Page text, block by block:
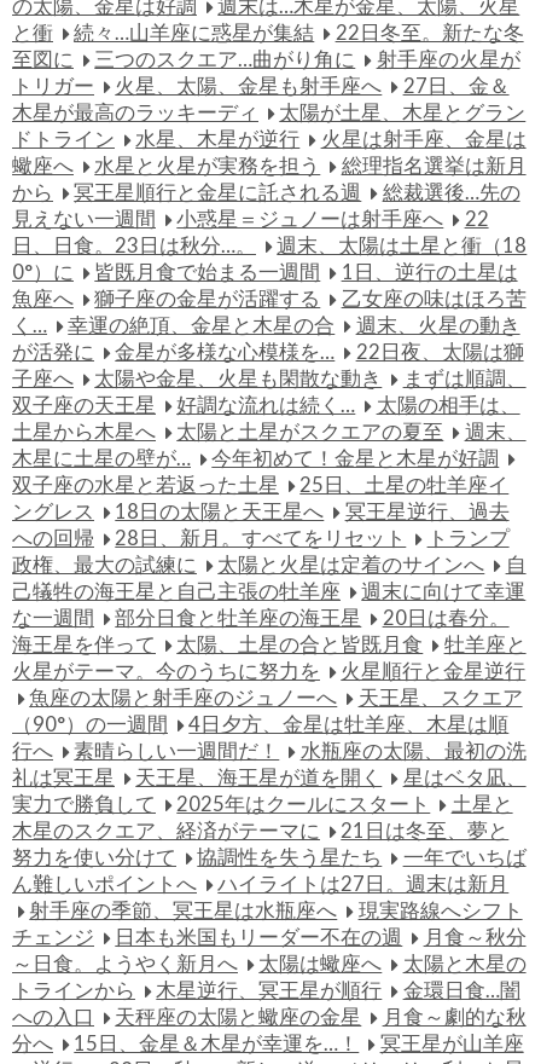
の太陽、金星は好調
週末は…木星が金星、太陽、火星
と衝
続々…山羊座に惑星が集結
22日冬至。新たな冬
至図に
三つのスクエア…曲がり角に
射手座の火星が
トリガー
火星、太陽、金星も射手座へ
27日、金＆
木星が最高のラッキーディ
太陽が土星、木星とグラン
ドトライン
水星、木星が逆行
火星は射手座、金星は
蠍座へ
水星と火星が実務を担う
総理指名選挙は新月
から
冥王星順行と金星に託される週
総裁選後…先の
見えない一週間
小惑星＝ジュノーは射手座へ
22
日、日食。23日は秋分…。
週末、太陽は土星と衝（18
0°）に
皆既月食で始まる一週間
1日、逆行の土星は
魚座へ
獅子座の金星が活躍する
乙女座の味はほろ苦
く…
幸運の絶頂、金星と木星の合
週末、火星の動き
が活発に
金星が多様な心模様を…
22日夜、太陽は獅
子座へ
太陽や金星、火星も閑散な動き
まずは順調、
双子座の天王星
好調な流れは続く…
太陽の相手は、
土星から木星へ
太陽と土星がスクエアの夏至
週末、
木星に土星の壁が…
今年初めて！金星と木星が好調
双子座の水星と若返った土星
25日、土星の牡羊座イ
ングレス
18日の太陽と天王星へ
冥王星逆行、過去
への回帰
28日、新月。すべてをリセット
トランプ
政権、最大の試練に
太陽と火星は定着のサインへ
自
己犠牲の海王星と自己主張の牡羊座
週末に向けて幸運
な一週間
部分日食と牡羊座の海王星
20日は春分。
海王星を伴って
太陽、土星の合と皆既月食
牡羊座と
火星がテーマ。今のうちに努力を
火星順行と金星逆行
魚座の太陽と射手座のジュノーへ
天王星、スクエア
（90°）の一週間
4日夕方、金星は牡羊座、木星は順
行へ
素晴らしい一週間だ！
水瓶座の太陽、最初の洗
礼は冥王星
天王星、海王星が道を開く
星はベタ凪、
実力で勝負して
2025年はクールにスタート
土星と
木星のスクエア、経済がテーマに
21日は冬至、夢と
努力を使い分けて
協調性を失う星たち
一年でいちば
ん難しいポイントへ
ハイライトは27日。週末は新月
射手座の季節、冥王星は水瓶座へ
現実路線へシフト
チェンジ
日本も米国もリーダー不在の週
月食～秋分
～日食。ようやく新月へ
太陽は蠍座へ
太陽と木星の
トラインから
木星逆行、冥王星が順行
金環日食…闇
への入口
天秤座の太陽と蠍座の金星
月食～劇的な秋
分へ
15日、金星＆木星が幸運を…！
冥王星が山羊座